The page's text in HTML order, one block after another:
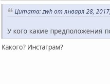
Цитата: zwh от января 28,
У кого какие предположения
Какого? Инстаграм?